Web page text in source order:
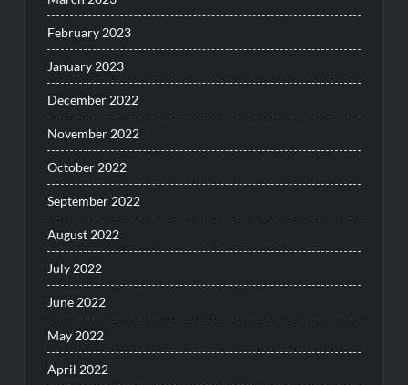
February 2023
January 2023
December 2022
November 2022
October 2022
September 2022
August 2022
July 2022
June 2022
May 2022
April 2022